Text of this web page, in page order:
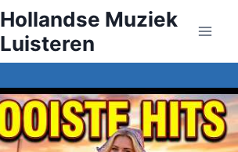
Hollandse Muziek
Luisteren